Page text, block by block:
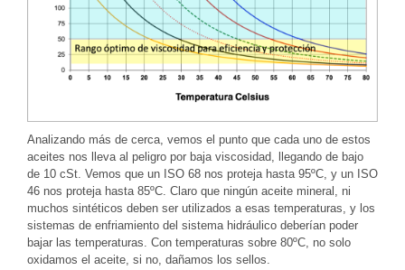
Analizando más de cerca, vemos el punto que cada uno de estos
aceites nos lleva al peligro por baja viscosidad, llegando de bajo
de 10 cSt. Vemos que un ISO 68 nos proteja hasta 95ºC, y un ISO
46 nos proteja hasta 85ºC. Claro que ningún aceite mineral, ni
muchos sintéticos deben ser utilizados a esas temperaturas, y los
sistemas de enfriamiento del sistema hidráulico deberían poder
bajar las temperaturas. Con temperaturas sobre 80ºC, no solo
oxidamos el aceite, si no, dañamos los sellos.